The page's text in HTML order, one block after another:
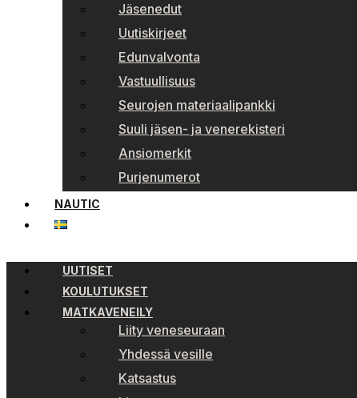
Jäsenedut
Uutiskirjeet
Edunvalvonta
Vastuullisuus
Seurojen materiaalipankki
Suuli jäsen- ja venerekisteri
Ansiomerkit
Purjenumerot
NAUTIC
UUTISET
KOULUTUKSET
MATKAVENEILY
Liity veneseuraan
Yhdessä vesille
Katsastus